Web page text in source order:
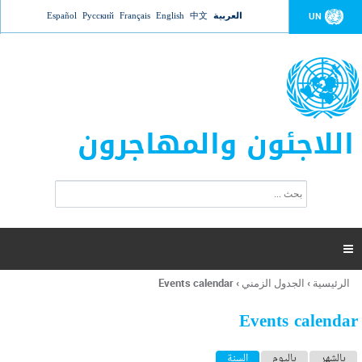
Jump to navigation UN العربية 中文
English
Français
Русский
Español
اللاجئون والمهاجرون
ت
ر
ل
ح
ب

أنت
هنا
الرئيسية › الجدول الزمني ›
Events calendar
Events calendar